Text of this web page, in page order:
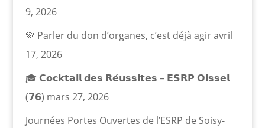
9, 2026
💚 Parler du don d’organes, c’est déjà agir avril
17, 2026
🎓 𝗖𝗼𝗰𝗸𝘁𝗮𝗶𝗹 𝗱𝗲𝘀 𝗥𝗲́𝘂𝘀𝘀𝗶𝘁𝗲𝘀 – 𝗘𝗦𝗥𝗣 𝗢𝗶𝘀𝘀𝗲𝗹
(𝟳𝟲) mars 27, 2026
Journées Portes Ouvertes de l’ESRP de Soisy-